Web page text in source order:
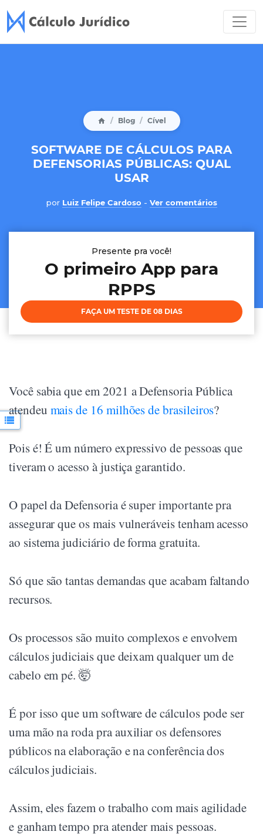
Blog Cível
SOFTWARE DE CÁLCULOS PARA
DEFENSORIAS PÚBLICAS: QUAL
USAR
por Luiz Felipe Cardoso - Ver comentários
Presente pra você!
O primeiro App para
RPPS
FAÇA UM TESTE DE 08 DIAS
Você sabia que em 2021 a Defensoria Pública
atendeu mais de 16 milhões de brasileiros?
Pois é! É um número expressivo de pessoas que
tiveram o acesso à justiça garantido.
O papel da Defensoria é super importante pra
assegurar que os mais vulneráveis tenham acesso
ao sistema judiciário de forma gratuita.
Só que são tantas demandas que acabam faltando
recursos.
Os processos são muito complexos e envolvem
cálculos judiciais que deixam qualquer um de
cabelo em pé. 🤯
É por isso que um software de cálculos pode ser
uma mão na roda pra auxiliar os defensores
públicos na elaboração e na conferência dos
cálculos judiciais.
Assim, eles fazem o trabalho com mais agilidade
e ganham tempo pra atender mais pessoas.